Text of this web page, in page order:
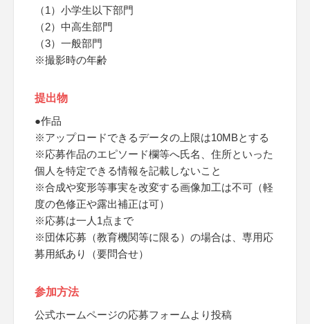
（1）小学生以下部門
（2）中高生部門
（3）一般部門
※撮影時の年齢
提出物
●作品
※アップロードできるデータの上限は10MBとする
※応募作品のエピソード欄等へ氏名、住所といった
個人を特定できる情報を記載しないこと
※合成や変形等事実を改変する画像加工は不可（軽
度の色修正や露出補正は可）
※応募は一人1点まで
※団体応募（教育機関等に限る）の場合は、専用応
募用紙あり（要問合せ）
参加方法
公式ホームページの応募フォームより投稿